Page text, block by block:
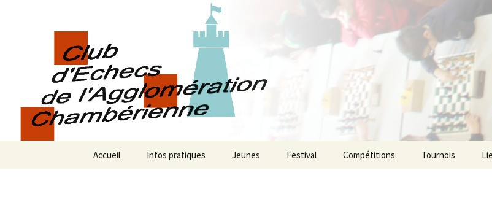
Club d échecs de l
chambérienne
Les échecs pour tous
Accueil Infos pratiques Jeunes Festival Compétitions Tournois